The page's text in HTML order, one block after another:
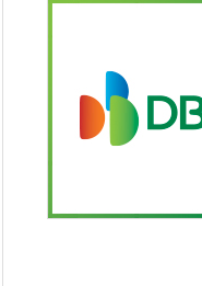
절반' 실리콘 반등에 하반